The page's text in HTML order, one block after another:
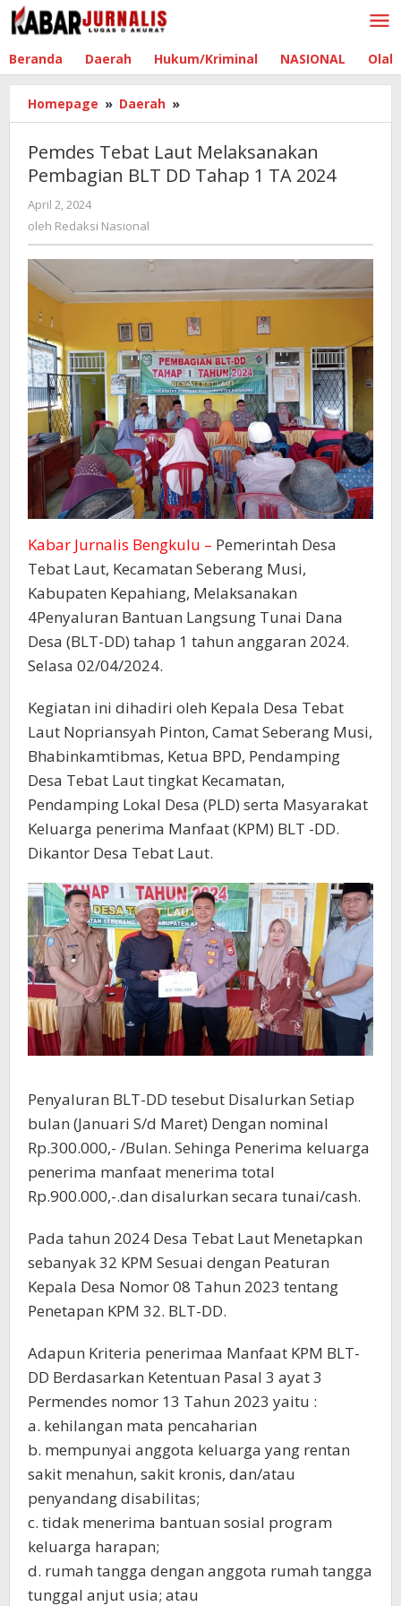
Lewati
ke
Beranda Daerah Hukum/Kriminal NASIONAL
Homepage » Daerah »
Tebat
Melaksanakan
Pembagian
2024
Pemdes Tebat Laut Melaksanakan
Pembagian BLT DD Tahap 1 TA 2024
April 2, 2024
Redaksi
oleh Redaksi Nasional
Kabar Jurnalis Bengkulu – Pemerintah Desa
Tebat Laut, Kecamatan Seberang Musi,
Kabupaten Kepahiang, Melaksanakan
4Penyaluran Bantuan Langsung Tunai Dana
Desa (BLT-DD) tahap 1 tahun anggaran 2024.
Selasa 02/04/2024.
Kegiatan ini dihadiri oleh Kepala Desa Tebat
Laut Nopriansyah Pinton, Camat Seberang Musi,
Bhabinkamtibmas, Ketua BPD, Pendamping
Desa Tebat Laut tingkat Kecamatan,
Pendamping Lokal Desa (PLD) serta Masyarakat
Keluarga penerima Manfaat (KPM) BLT -DD.
Dikantor Desa Tebat Laut.
Penyaluran BLT-DD tesebut Disalurkan Setiap
bulan (Januari S/d Maret) Dengan nominal
Rp.300.000,- /Bulan. Sehinga Penerima keluarga
penerima manfaat menerima total
Rp.900.000,-.dan disalurkan secara tunai/cash.
Pada tahun 2024 Desa Tebat Laut Menetapkan
sebanyak 32 KPM Sesuai dengan Peaturan
Kepala Desa Nomor 08 Tahun 2023 tentang
Penetapan KPM 32. BLT-DD.
Adapun Kriteria penerimaa Manfaat KPM BLT-
DD Berdasarkan Ketentuan Pasal 3 ayat 3
Permendes nomor 13 Tahun 2023 yaitu :
a. kehilangan mata pencaharian
b. mempunyai anggota keluarga yang rentan
sakit menahun, sakit kronis, dan/atau
penyandang disabilitas;
c. tidak menerima bantuan sosial program
keluarga harapan;
d. rumah tangga dengan anggota rumah tangga
tunggal anjut usia; atau